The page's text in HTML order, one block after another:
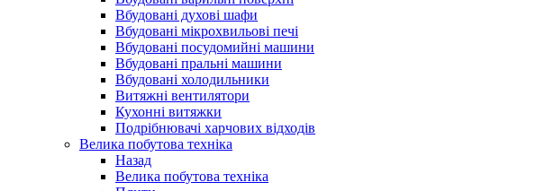
Вбудовані духові шафи
Вбудовані мікрохвильові печі
Вбудовані посудомийні машини
Вбудовані пральні машини
Вбудовані холодильники
Витяжні вентилятори
Кухонні витяжки
Подрібнювачі харчових відходів
Велика побутова техніка
Назад
Велика побутова техніка